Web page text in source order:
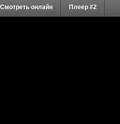
Смотреть онлайн Плеер #2